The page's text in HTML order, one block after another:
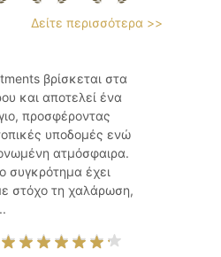
Δείτε περισσότερα >>
βρίσκεται στα
και αποτελεί ένα
προσφέροντας
υποδομές ενώ
ατμόσφαιρα.
συγκρότημα έχει
στόχο τη χαλάρωση,